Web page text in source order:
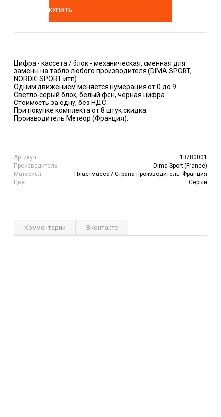
КУПИТЬ
Цифра - кассета / блок - механическая, сменная для
замены на табло любого производителя (DIMA SPORT,
NORDIC SPORT итп).
Одним движением меняется нумерация от 0 до 9.
Светло-серый блок, белый фон, черная цифра.
Стоимость за одну, без НДС.
При покупке комплекта от 8 штук скидка.
Производитель Метеор (Франция).
Артикул
10780001
Производитель
Dima Sport (France)
Материал
Пластмасса / Страна производитель: Франция
Цвет
Серый
Комментарии Вконтакте